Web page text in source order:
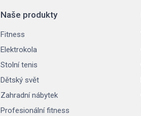
Naše produkty
Fitness
Elektrokola
Stolní tenis
Dětský svět
Zahradní nábytek
Profesionální fitness